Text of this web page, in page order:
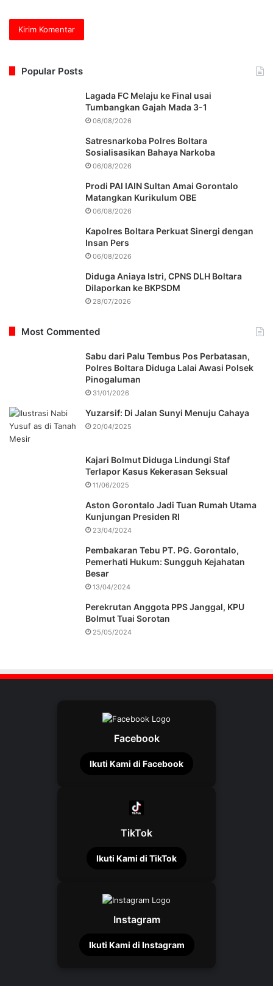
Popular Posts
Lagada FC Melaju ke Final usai
Tumbangkan Gajah Mada 3-1
06/08/2026
Satresnarkoba Polres Boltara
Sosialisasikan Bahaya Narkoba
06/08/2026
Prodi PAI IAIN Sultan Amai Gorontalo
Matangkan Kurikulum OBE
06/08/2026
Kapolres Boltara Perkuat Sinergi dengan
Insan Pers
06/08/2026
Diduga Aniaya Istri, CPNS DLH Boltara
Dilaporkan ke BKPSDM
28/07/2026
Most Commented
Sabu dari Palu Tembus Pos Perbatasan,
Polres Boltara Diduga Lalai Awasi Polsek
Pinogaluman
31/01/2026
Yuzarsif: Di Jalan Sunyi Menuju Cahaya
20/04/2025
Kajari Bolmut Diduga Lindungi Staf
Terlapor Kasus Kekerasan Seksual
11/06/2025
Aston Gorontalo Jadi Tuan Rumah Utama
Kunjungan Presiden RI
23/04/2024
Pembakaran Tebu PT. PG. Gorontalo,
Pemerhati Hukum: Sungguh Kejahatan
Besar
13/04/2024
Perekrutan Anggota PPS Janggal, KPU
Bolmut Tuai Sorotan
25/05/2024
Facebook
Ikuti Kami di Facebook
TikTok
Ikuti Kami di TikTok
Instagram
Ikuti Kami di Instagram